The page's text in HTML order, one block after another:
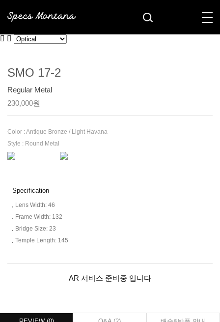
SMO 17-2
Regular Metal
230,000원
Color :Antique Bronze / Light Havana
Style : Round Metal
Specification
Lens Width: 46
Frame Width: 132
Bridge Size: 23
Temple Length: 145
AR 서비스 준비중 입니다